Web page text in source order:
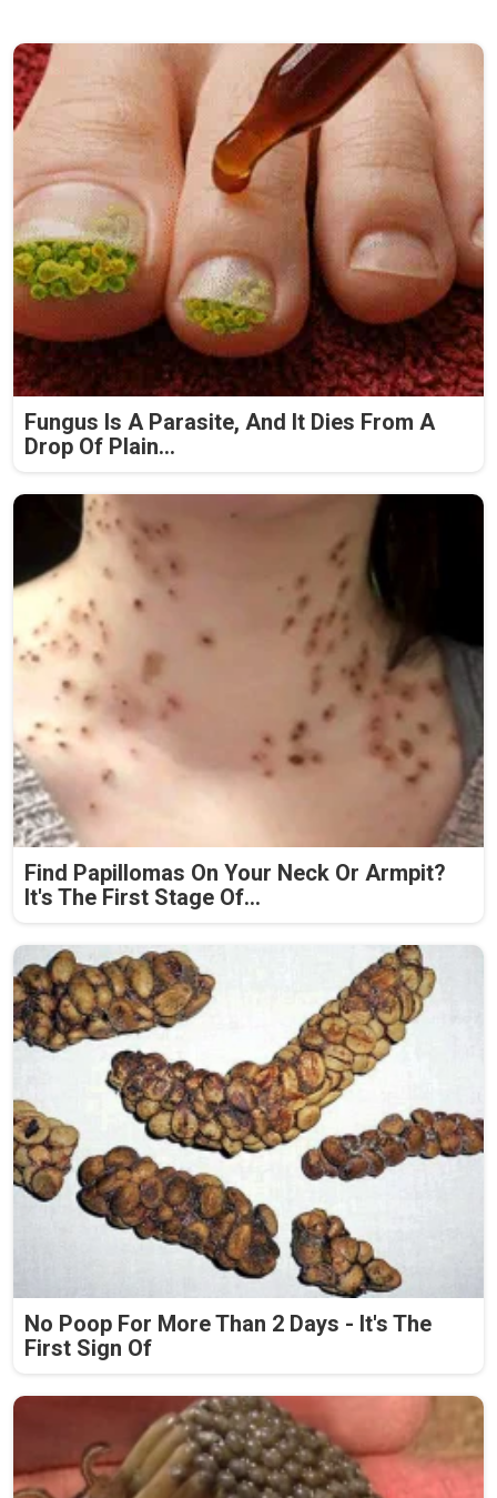
Fungus Is A Parasite, And It Dies From A
Drop Of Plain...
Find Papillomas On Your Neck Or Armpit?
It's The First Stage Of...
No Poop For More Than 2 Days - It's The
First Sign Of